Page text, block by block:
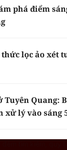
phá điểm
lọc ảo xét
Quang:
xử lý vào sáng